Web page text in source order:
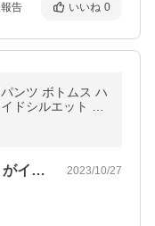
告 いいね 0
ンツ ボトムス ハ
ドシルエット 体
ット フロントリ
生地のハリ感や色味、シルエットがイメー… 2023/10/27